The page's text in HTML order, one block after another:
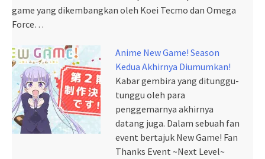
game yang dikembangkan oleh Koei Tecmo dan Omega
Force…
Anime New Game! Season
Kedua Akhirnya Diumumkan!
Kabar gembira yang ditunggu-
tunggu oleh para
penggemarnya akhirnya
datang juga. Dalam sebuah fan
event bertajuk New Game! Fan
Thanks Event ~Next Level~